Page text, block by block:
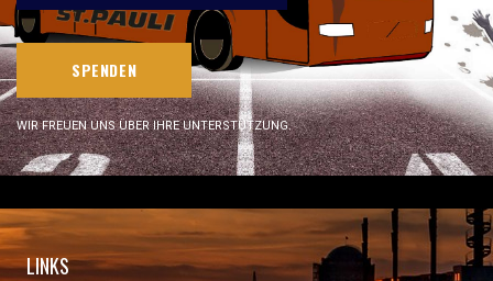
SPENDEN
WIR FREUEN UNS ÜBER IHRE UNTERSTÜTZUNG.
LINKS